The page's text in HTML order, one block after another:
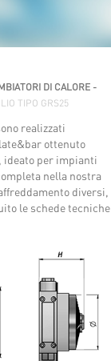
DI CALORE -
TIPO GRS25
realizzati
ottenuto
ideato per impianti
nella nostra
diversi,
le schede tecniche